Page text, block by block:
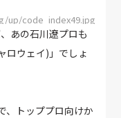
up/code_index49.jpg
あの石川遼プロも
ロウェイ)」でしょ
、トッププロ向けか